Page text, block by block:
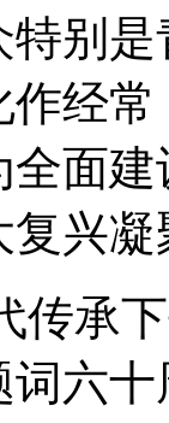
别
经
面
兴
传承
六